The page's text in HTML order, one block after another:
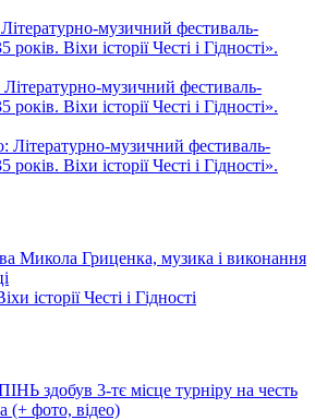
музичний фестиваль-
Віхи історії Честі і Гідності».
музичний фестиваль-
Віхи історії Честі і Гідності».
Літературно-музичний фестиваль-
Віхи історії Честі і Гідності».
Микола Гриценка, музика і виконання
історії Честі і Гідності
здобув 3-тє місце турніру на честь
(+ фото, відео)